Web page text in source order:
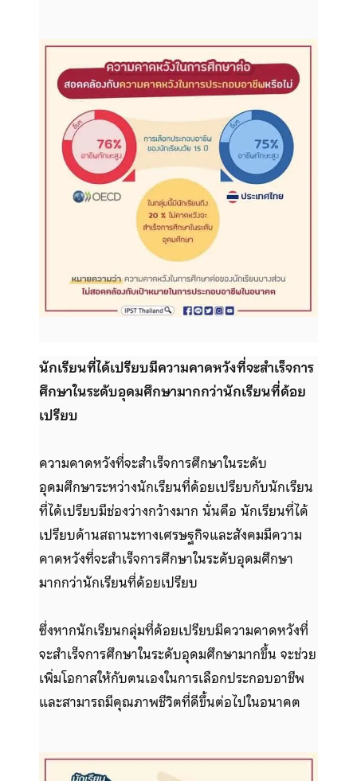
นักเรียนที่ได้เปรียบมีความคาดหวังที่จะสำเร็จการ
ศึกษาในระดับอุดมศึกษามากกว่านักเรียนที่ด้อย
เปรียบ
ความคาดหวังที่จะสำเร็จการศึกษาในระดับ
อุดมศึกษาระหว่างนักเรียนที่ด้อยเปรียบกับนักเรียน
ที่ได้เปรียบมีช่องว่างกว้างมาก นั่นคือ นักเรียนที่ได้
เปรียบด้านสถานะทางเศรษฐกิจและสังคมมีความ
คาดหวังที่จะสำเร็จการศึกษาในระดับอุดมศึกษา
มากกว่านักเรียนที่ด้อยเปรียบ
ซึ่งหากนักเรียนกลุ่มที่ด้อยเปรียบมีความคาดหวังที่
จะสำเร็จการศึกษาในระดับอุดมศึกษามากขึ้น จะช่วย
เพิ่มโอกาสให้กับตนเองในการเลือกประกอบอาชีพ
และสามารถมีคุณภาพชีวิตที่ดีขึ้นต่อไปในอนาคต